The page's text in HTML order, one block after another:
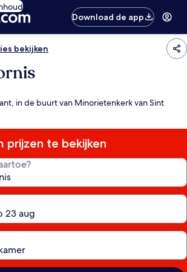
Download de app
bekijken
in de buurt van Minorietenkerk van Sint
prijzen te bekijken